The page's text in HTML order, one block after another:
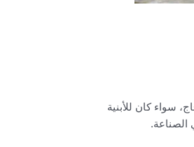
سواء كان للأبنية
الصناعة.